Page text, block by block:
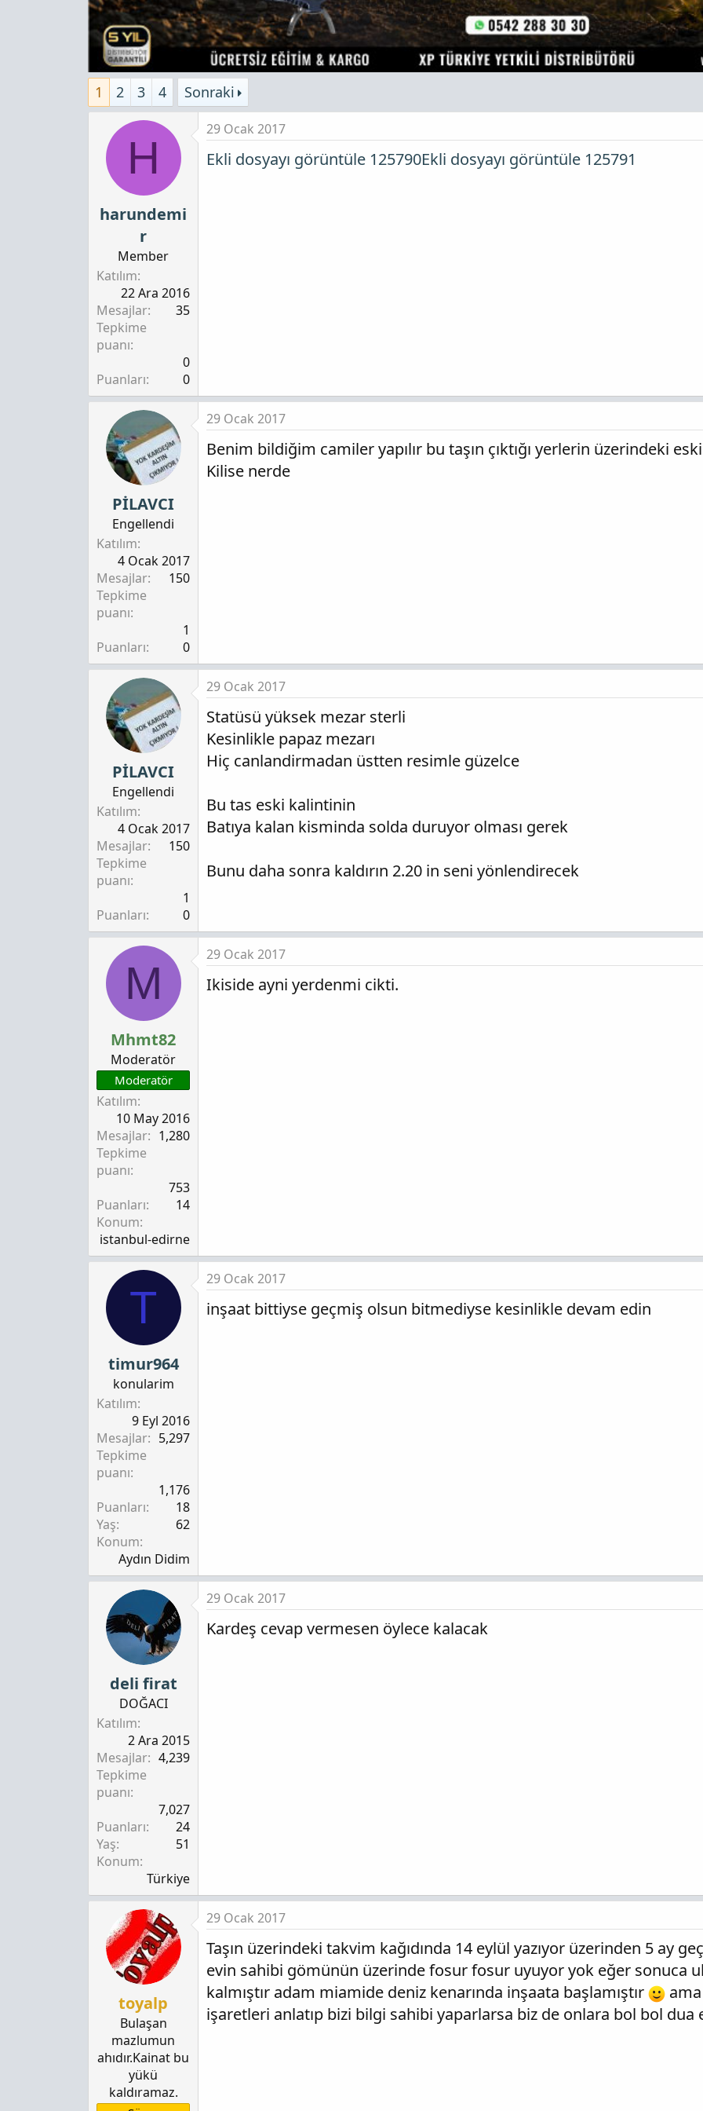
1 2 3 4 Sonraki
H
harundemi
r
Member
Katılım
22 Ara 2016
Mesajlar
35
Tepkime
puanı
0
Puanları
0
29 Ocak 2017
Ekli dosyayı görüntüle 125790Ekli dosyayı görüntüle 125791
PİLAVCI
Engellendi
Katılım
4 Ocak 2017
Mesajlar
150
Tepkime
puanı
1
Puanları
0
29 Ocak 2017
Benim bildiğim camiler yapılır bu taşın çıktığı yerlerin üzerindeki
Kilise nerde
PİLAVCI
Engellendi
Katılım
4 Ocak 2017
Mesajlar
150
Tepkime
puanı
1
Puanları
0
29 Ocak 2017
Statüsü yüksek mezar sterli
Kesinlikle papaz mezarı
Hiç canlandirmadan üstten resimle güzelce
Bu tas eski kalintinin
Batıya kalan kisminda solda duruyor olması gerek
Bunu daha sonra kaldırın 2.20 in seni yönlendirecek
M
Mhmt82
Moderatör
Moderatör
Katılım
10 May 2016
Mesajlar
1,280
Tepkime
puanı
753
Puanları
14
Konum
istanbul-edirne
29 Ocak 2017
Ikiside ayni yerdenmi cikti.
T
timur964
konularim
Katılım
9 Eyl 2016
Mesajlar
5,297
Tepkime
puanı
1,176
Puanları
18
Yaş
62
Konum
Aydın Didim
29 Ocak 2017
inşaat bittiyse geçmiş olsun bitmediyse kesinlikle devam edin
deli firat
DOĞACI
Katılım
2 Ara 2015
Mesajlar
4,239
Tepkime
puanı
7,027
Puanları
24
Yaş
51
Konum
Türkiye
29 Ocak 2017
Kardeş cevap vermesen öylece kalacak
toyalp
Bulaşan
mazlumun
ahıdır.Kainat bu
yükü
kaldıramaz.
29 Ocak 2017
Taşın üzerindeki takvim kağıdında 14 eylül yazıyor üzerinden 5 ay
evin sahibi gömünün üzerinde fosur fosur uyuyor yok eğer sonuca
kalmıştır adam miamide deniz kenarında inşaata başlamıştır
işaretleri anlatıp bizi bilgi sahibi yaparlarsa biz de onlara bol bol dua